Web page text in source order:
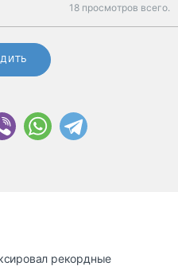
18 просмотров всего.
рекордные